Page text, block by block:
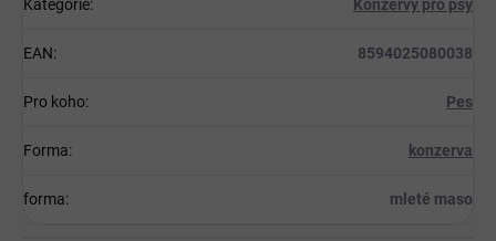
Kategorie: Konzervy pro psy
EAN: 8594025080038
Pro koho: Pes
Forma: konzerva
forma: mleté maso